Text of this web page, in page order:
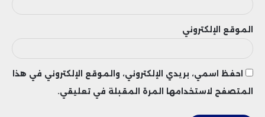
الموقع الإلكتروني
احفظ اسمي، بريدي الإلكتروني، والموقع الإلكتروني في هذا
المتصفح لاستخدامها المرة المقبلة في تعليقي.